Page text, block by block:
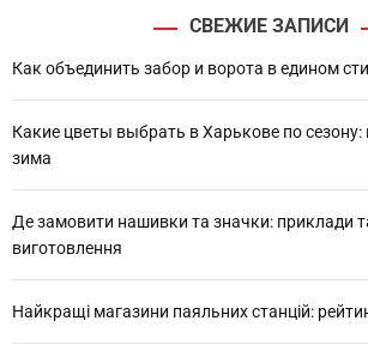
h
СВЕЖИЕ ЗАПИСИ
Как объединить забор и ворота в едином
Какие цветы выбрать в Харькове по сезону:
зима
Де замовити нашивки та значки: приклади
виготовлення
Найкращі магазини паяльних станцій: